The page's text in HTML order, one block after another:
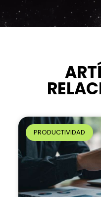
t
PRODUCTIVIDAD